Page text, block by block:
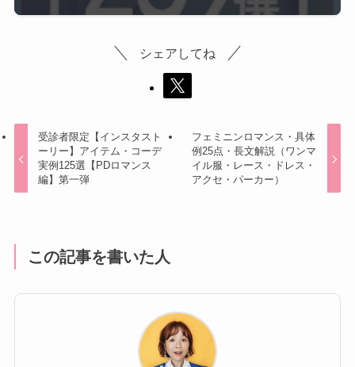
シェアしてね
受診者限定【インスタスト
ーリー】アイテム・コーデ
実例125選【PDロマンス
編】第一弾
フェミニンロマンス・具体
例25点・長文解説（ワンマ
イル服・レース・ドレス・
アクセ・パーカー）
この記事を書いた人